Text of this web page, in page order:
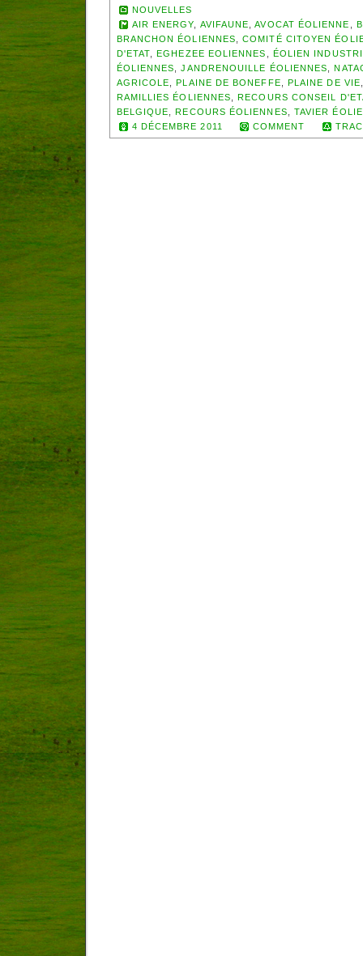
NOUVELLES
AIR ENERGY
AVIFAUNE ,AVOCAT ÉOLIENNE
BRANCHON ÉOLIENNES ,COMITÉ CITOYEN
D'ETAT ,EGHEZEE EOLIENNES
ÉOLIEN
ÉOLIENNES
,JANDRENOUILLE ÉOLIENNES ,
AGRICOLE ,PLAINE DE BONEFFE PLAINE DE VIE
RAMILLIES ÉOLIENNES ,RECOURS CONSEIL
BELGIQUE ,RECOURS ÉOLIENNES
TAVIER
4 DÉCEMBRE 2011
COMMENT